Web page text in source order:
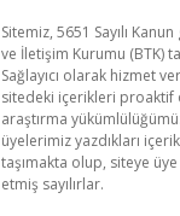
Sitemiz, 5651 Sayılı
ve İletişim Kurumu (BTK)
Sağlayıcı olarak hizmet
sitedeki içerikleri proaktif
araştırma
üyelerimiz yazdıkları
taşımakta olup, siteye
etmiş sayılırlar.